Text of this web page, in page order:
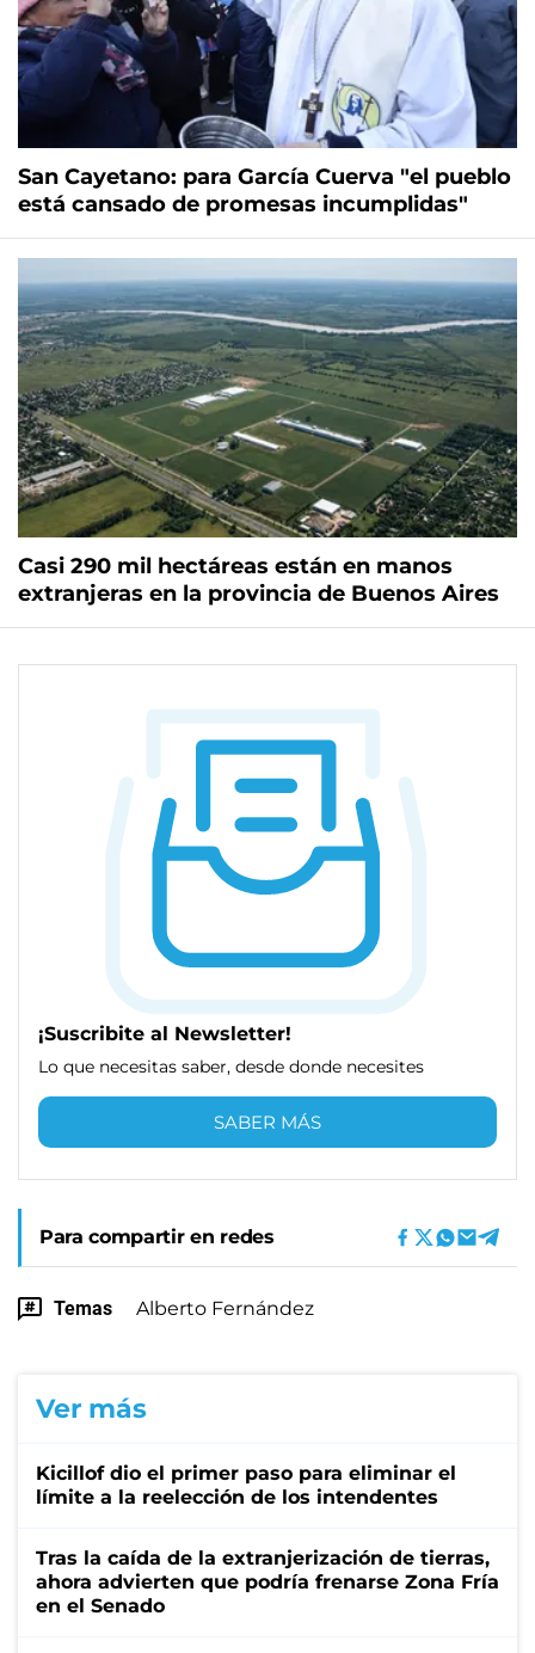
San Cayetano: para García Cuerva "el pueblo
está cansado de promesas incumplidas"
Casi 290 mil hectáreas están en manos
extranjeras en la provincia de Buenos Aires
¡Suscribite al Newsletter!
Lo que necesitas saber, desde donde necesites
SABER MÁS
Para compartir en redes
Temas Alberto Fernández
Ver más
Kicillof dio el primer paso para eliminar el
límite a la reelección de los intendentes
Tras la caída de la extranjerización de tierras,
ahora advierten que podría frenarse Zona Fría
en el Senado